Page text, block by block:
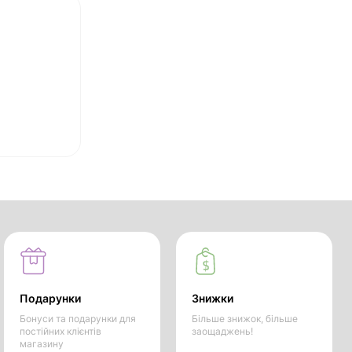
Подарунки
Бонуси та подарунки для
постійних клієнтів
магазину
Знижки
Більше знижок, більше
заощаджень!